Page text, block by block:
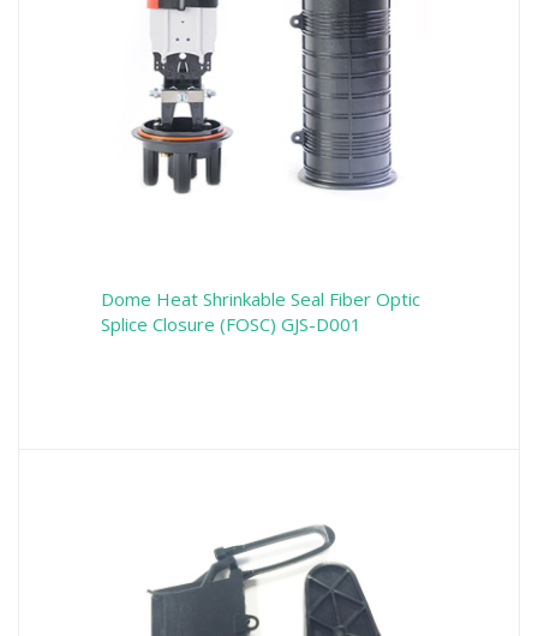
Dome Heat Shrinkable Seal Fiber Optic
Splice Closure (FOSC) GJS-D001